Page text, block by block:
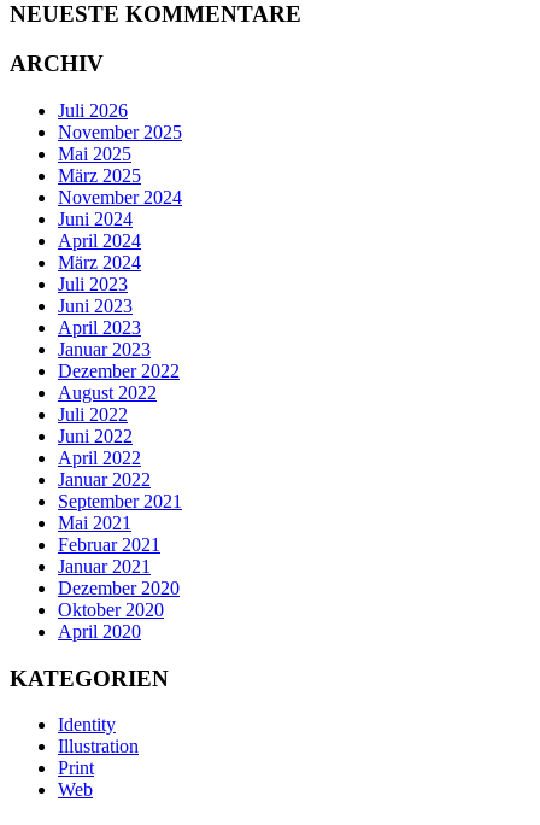
NEUESTE KOMMENTARE
ARCHIV
Juli 2026
November 2025
Mai 2025
März 2025
November 2024
Juni 2024
April 2024
März 2024
Juli 2023
Juni 2023
April 2023
Januar 2023
Dezember 2022
August 2022
Juli 2022
Juni 2022
April 2022
Januar 2022
September 2021
Mai 2021
Februar 2021
Januar 2021
Dezember 2020
Oktober 2020
April 2020
KATEGORIEN
Identity
Illustration
Print
Web